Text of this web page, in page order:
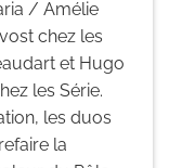
/ Amélie
chez les
et Hugo
les Série.
les duos
la